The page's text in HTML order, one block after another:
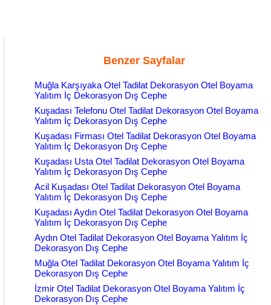
Benzer Sayfalar
Muğla Karşıyaka Otel Tadilat Dekorasyon Otel Boyama
Yalıtım İç Dekorasyon Dış Cephe
Kuşadası Telefonu Otel Tadilat Dekorasyon Otel Boyama
Yalıtım İç Dekorasyon Dış Cephe
Kuşadası Firması Otel Tadilat Dekorasyon Otel Boyama
Yalıtım İç Dekorasyon Dış Cephe
Kuşadası Usta Otel Tadilat Dekorasyon Otel Boyama
Yalıtım İç Dekorasyon Dış Cephe
Acil Kuşadası Otel Tadilat Dekorasyon Otel Boyama
Yalıtım İç Dekorasyon Dış Cephe
Kuşadası Aydın Otel Tadilat Dekorasyon Otel Boyama
Yalıtım İç Dekorasyon Dış Cephe
Aydın Otel Tadilat Dekorasyon Otel Boyama Yalıtım İç
Dekorasyon Dış Cephe
Muğla Otel Tadilat Dekorasyon Otel Boyama Yalıtım İç
Dekorasyon Dış Cephe
İzmir Otel Tadilat Dekorasyon Otel Boyama Yalıtım İç
Dekorasyon Dış Cephe